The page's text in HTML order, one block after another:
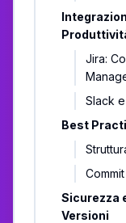
Jira:
Slack
Best
Sicurezza
Versioni